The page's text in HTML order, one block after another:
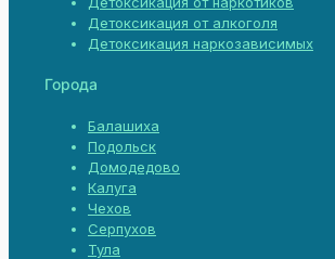
Детоксикация от алкоголя
Детоксикация наркозависимых
Города
Балашиха
Подольск
Домодедово
Калуга
Чехов
Серпухов
Тула